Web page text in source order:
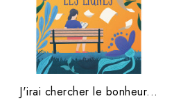
J'irai chercher le bonheur...